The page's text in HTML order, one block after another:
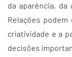
da aparência, da
Relações
criatividade e a
decisões